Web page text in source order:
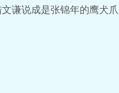
谦说成是张锦年的鹰犬爪